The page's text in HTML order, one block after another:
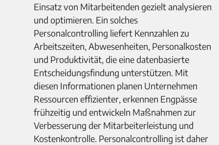
Einsatz von Mitarbeitenden gezielt analysieren
und optimieren. Ein solches
Personalcontrolling liefert Kennzahlen zu
Arbeitszeiten, Abwesenheiten, Personalkosten
und Produktivität, die eine datenbasierte
Entscheidungsfindung unterstützen. Mit
diesen Informationen planen Unternehmen
Ressourcen effizienter, erkennen Engpässe
frühzeitig und entwickeln Maßnahmen zur
Verbesserung der Mitarbeiterleistung und
Kostenkontrolle. Personalcontrolling ist daher